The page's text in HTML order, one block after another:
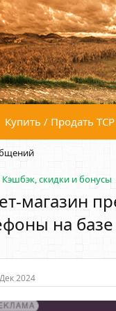
Купить / Продать ТСР
Кэшбэк, скидки и бонусы
магазин
на базе
2024